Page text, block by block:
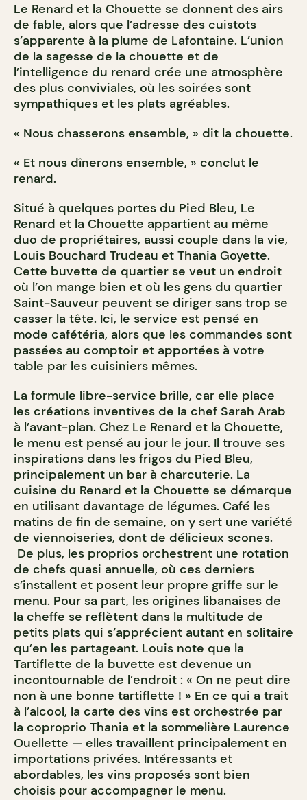
Le Renard et la Chouette se donnent des airs
de fable, alors que l’adresse des cuistots
s’apparente à la plume de Lafontaine. L’union
de la sagesse de la chouette et de
l’intelligence du renard crée une atmosphère
des plus conviviales, où les soirées sont
sympathiques et les plats agréables.
« Nous chasserons ensemble, » dit la chouette.
« Et nous dînerons ensemble, » conclut le
renard.
Situé à quelques portes du Pied Bleu, Le
Renard et la Chouette appartient au même
duo de propriétaires, aussi couple dans la vie,
Louis Bouchard Trudeau et Thania Goyette.
Cette buvette de quartier se veut un endroit
où l’on mange bien et où les gens du quartier
Saint-Sauveur peuvent se diriger sans trop se
casser la tête. Ici, le service est pensé en
mode cafétéria, alors que les commandes sont
passées au comptoir et apportées à votre
table par les cuisiniers mêmes.
La formule libre-service brille, car elle place
les créations inventives de la chef Sarah Arab
à l’avant-plan. Chez Le Renard et la Chouette,
le menu est pensé au jour le jour. Il trouve ses
inspirations dans les frigos du Pied Bleu,
principalement un bar à charcuterie. La
cuisine du Renard et la Chouette se démarque
en utilisant davantage de légumes. Café les
matins de fin de semaine, on y sert une variété
de viennoiseries, dont de délicieux scones.
De plus, les proprios orchestrent une rotation
de chefs quasi annuelle, où ces derniers
s’installent et posent leur propre griffe sur le
menu. Pour sa part, les origines libanaises de
la cheffe se reflètent dans la multitude de
petits plats qui s’apprécient autant en solitaire
qu’en les partageant. Louis note que la
Tartiflette de la buvette est devenue un
incontournable de l’endroit : « On ne peut dire
non à une bonne tartiflette ! » En ce qui a trait
à l’alcool, la carte des vins est orchestrée par
la coproprio Thania et la sommelière Laurence
Ouellette — elles travaillent principalement en
importations privées. Intéressants et
abordables, les vins proposés sont bien
choisis pour accompagner le menu.